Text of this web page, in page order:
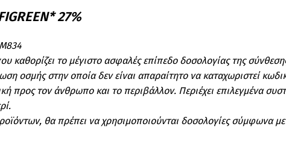
27%
καθορίζει το μέγιστο ασφαλές επίπεδο δοσολογίας της
οσμής στην οποία δεν είναι απαραίτητο να καταχωριστεί
προς τον άνθρωπο και το περιβάλλον. Περιέχει επιλεγμένα
θα πρέπει να χρησιμοποιούνται δοσολογίες σύμφωνα